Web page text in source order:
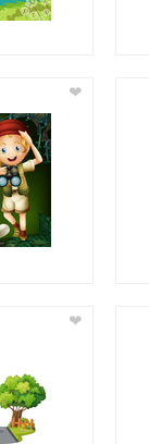
❤
❤